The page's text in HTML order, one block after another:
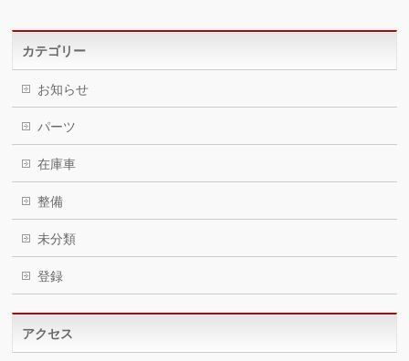
カテゴリー
お知らせ
パーツ
在庫車
整備
未分類
登録
アクセス